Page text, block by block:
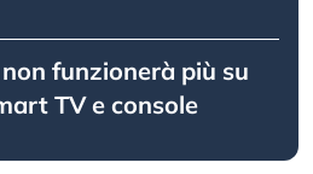
funzionerà più su
TV e console